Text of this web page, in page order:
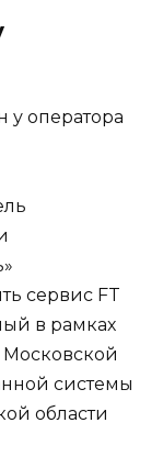
у оператора
сервис FT
в рамках
Московской
системы
области